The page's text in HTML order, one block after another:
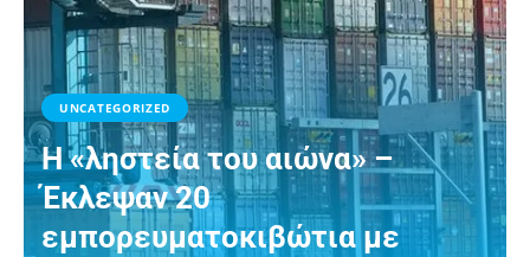
UNCATEGORIZED
Η «ληστεία του αιώνα» –
Έκλεψαν 20
εμπορευματοκιβώτια με